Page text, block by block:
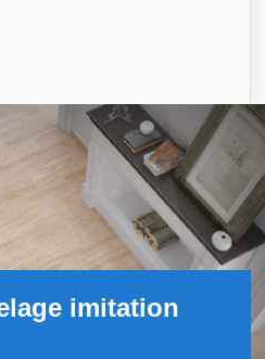
imitation